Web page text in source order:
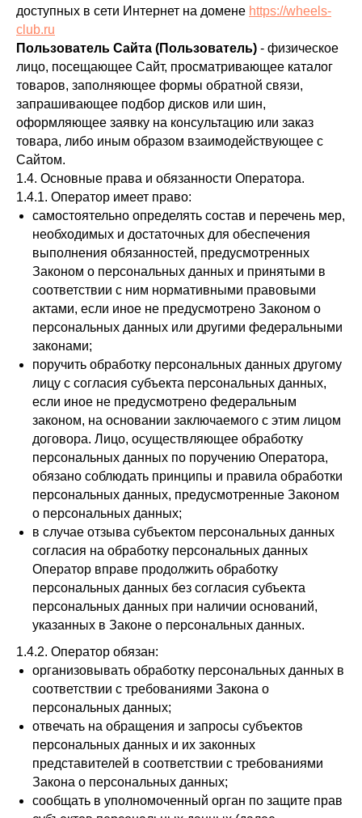
доступных в сети Интернет на домене https://wheels-
club.ru
Пользователь Сайта (Пользователь) - физическое
лицо, посещающее Сайт, просматривающее каталог
товаров, заполняющее формы обратной связи,
запрашивающее подбор дисков или шин,
оформляющее заявку на консультацию или заказ
товара, либо иным образом взаимодействующее с
Сайтом.
1.4. Основные права и обязанности Оператора.
1.4.1. Оператор имеет право:
самостоятельно определять состав и перечень мер,
необходимых и достаточных для обеспечения
выполнения обязанностей, предусмотренных
Законом о персональных данных и принятыми в
соответствии с ним нормативными правовыми
актами, если иное не предусмотрено Законом о
персональных данных или другими федеральными
законами;
поручить обработку персональных данных другому
лицу с согласия субъекта персональных данных,
если иное не предусмотрено федеральным
законом, на основании заключаемого с этим лицом
договора. Лицо, осуществляющее обработку
персональных данных по поручению Оператора,
обязано соблюдать принципы и правила обработки
персональных данных, предусмотренные Законом
о персональных данных;
в случае отзыва субъектом персональных данных
согласия на обработку персональных данных
Оператор вправе продолжить обработку
персональных данных без согласия субъекта
персональных данных при наличии оснований,
указанных в Законе о персональных данных.
1.4.2. Оператор обязан:
организовывать обработку персональных данных в
соответствии с требованиями Закона о
персональных данных;
отвечать на обращения и запросы субъектов
персональных данных и их законных
представителей в соответствии с требованиями
Закона о персональных данных;
сообщать в уполномоченный орган по защите прав